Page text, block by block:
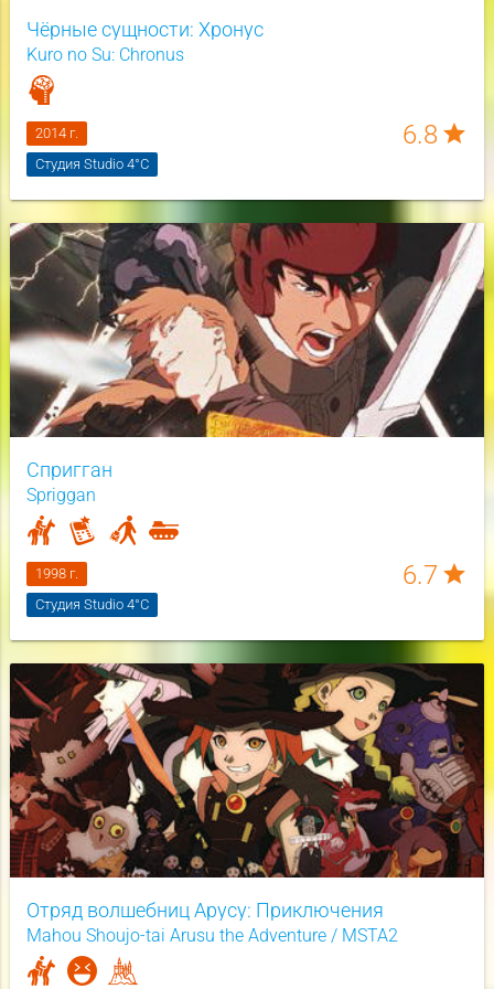
Чёрные сущности: Хронус
Kuro no Su: Chronus
6.8 star
2014 г.
Студия Studio 4°C
Спригган
Spriggan
6.7 star
1998 г.
Студия Studio 4°C
Отряд волшебниц Арусу: Приключения
Mahou Shoujo-tai Arusu the Adventure / MSTA2